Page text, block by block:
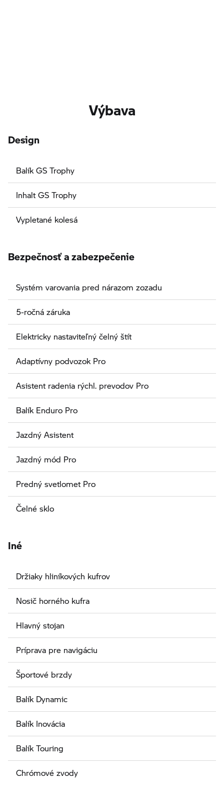
Výbava
Design
Balík GS Trophy
Inhalt GS Trophy
Vypletané kolesá
Bezpečnosť a zabezpečenie
Systém varovania pred nárazom zozadu
5-ročná záruka
Elektricky nastaviteľný čelný štít
Adaptívny podvozok Pro
Asistent radenia rýchl. prevodov Pro
Balík Enduro Pro
Jazdný Asistent
Jazdný mód Pro
Predný svetlomet Pro
Čelné sklo
Iné
Držiaky hliníkových kufrov
Nosič horného kufra
Hlavný stojan
Príprava pre navigáciu
Športové brzdy
Balík Dynamic
Balík Inovácia
Balík Touring
Chrómové zvody